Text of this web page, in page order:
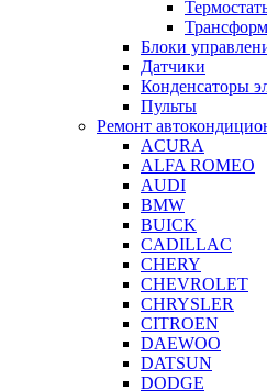
Блоки
Датчики
Конденсаторы
Пульты
Ремонт
ACURA
ALFA ROMEO
AUDI
BMW
BUICK
CADILLAC
CHERY
CHEVROLET
CHRYSLER
CITROEN
DAEWOO
DATSUN
DODGE